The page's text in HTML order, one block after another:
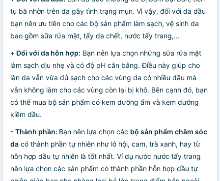
tụ bã nhờn trên da gây tình trạng mụn. Vì vậy, đối với da dầu
bạn nên ưu tiên cho các bộ sản phẩm làm sạch, vệ sinh da
bao gồm sữa rửa mặt, tẩy da chết, nước tẩy trang,…
+Đối với da hỗn hợp: Bạn nên lựa chọn những sữa rửa mặt
làm sạch dịu nhẹ và có độ pH cân bằng. Điều này giúp cho
làn da vẫn vừa đủ sạch cho các vùng da có nhiều dầu mà
vẫn không làm cho các vùng còn lại bị khô. Bên cạnh đó, bạn
có thể mua bộ sản phẩm có kem dưỡng ẩm và kem dưỡng
kiềm dầu.
- Thành phần: Bạn nên lựa chọn các bộ sản phẩm chăm sóc
da có thành phần tự nhiên như lô hội, cam, trà xanh, hay từ
hỗn hợp dầu tự nhiên là tốt nhất. Ví dụ nước nước tẩy trang
nên lựa chọn các sản phẩm có thành phần hỗn hợp dầu tự